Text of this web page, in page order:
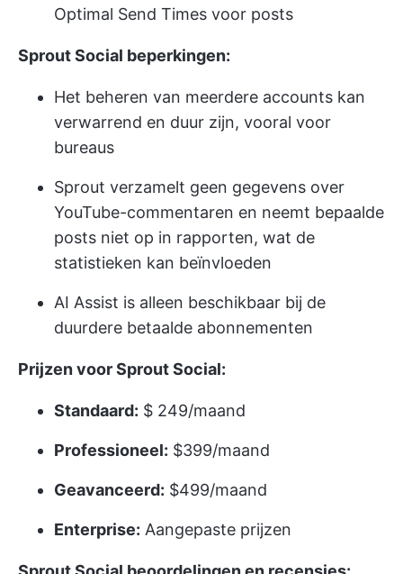
Optimal Send Times voor posts
Sprout Social beperkingen:
Het beheren van meerdere accounts kan
verwarrend en duur zijn, vooral voor
bureaus
Sprout verzamelt geen gegevens over
YouTube-commentaren en neemt bepaalde
posts niet op in rapporten, wat de
statistieken kan beïnvloeden
AI Assist is alleen beschikbaar bij de
duurdere betaalde abonnementen
Prijzen voor Sprout Social:
Standaard: $ 249/maand
Professioneel: $399/maand
Geavanceerd: $499/maand
Enterprise: Aangepaste prijzen